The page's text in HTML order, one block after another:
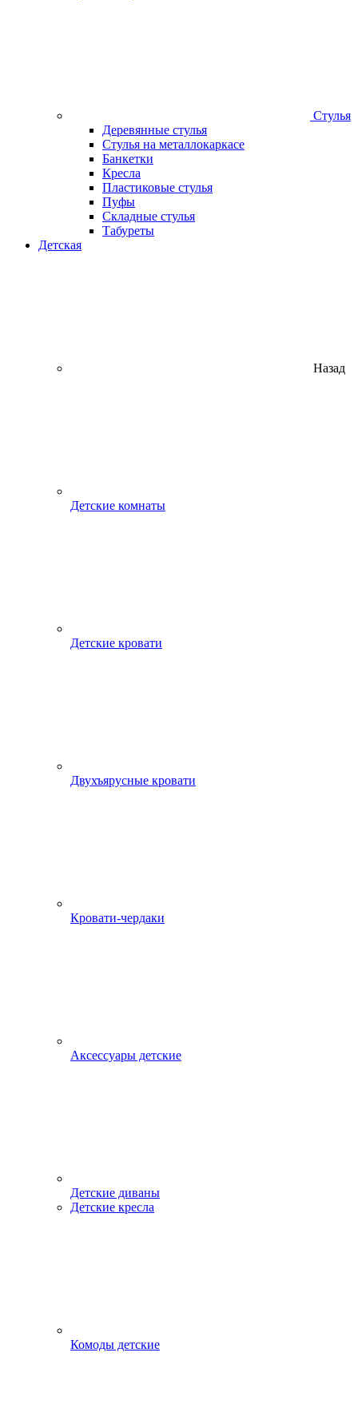
Стулья
Деревянные стулья
Стулья на металлокаркасе
Банкетки
Кресла
Пластиковые стулья
Пуфы
Складные стулья
Табуреты
Детская
Назад
Детские комнаты
Детские кровати
Двухъярусные кровати
Кровати-чердаки
Аксессуары детские
Детские диваны
Детские кресла
Комоды детские